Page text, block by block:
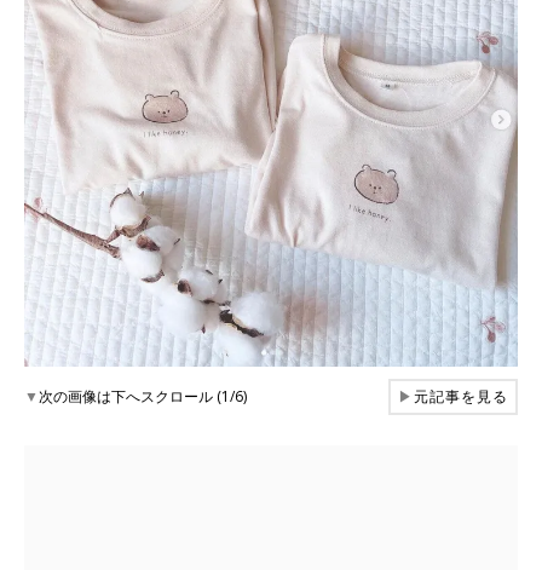
▼次の画像は下へスクロール (1/6) ▶元記事を見る